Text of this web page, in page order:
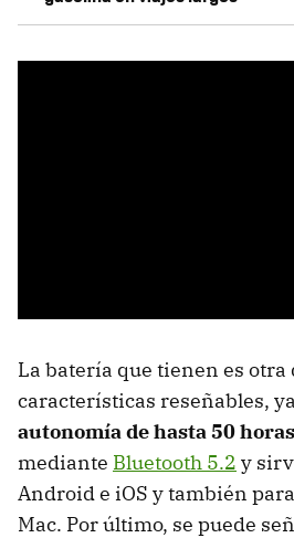
La batería que tienen es otra
características reseñables,
autonomía de hasta 50 horas
mediante Bluetooth 5.2 y
Android e iOS y también
Mac. Por último, se puede